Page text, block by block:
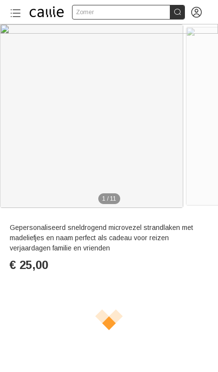
Zomer  
1 / 11
Gepersonaliseerd sneldrogend microvezel strandlaken met
madeliefjes en naam perfect als cadeau voor reizen
verjaardagen familie en vrienden
€ 25,00